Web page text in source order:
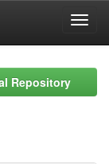
Repository